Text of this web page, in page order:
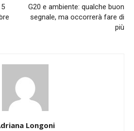
G20 e ambiente: qualche buon
segnale, ma occorrerà fare di
più
Longoni